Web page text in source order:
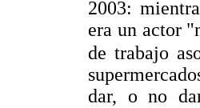
2003:
era un actor
de trabajo
dar, o no